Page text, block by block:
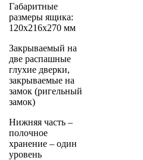
Габаритные
размеры ящика:
120х216х270 мм
Закрываемый на
две распашные
глухие дверки,
закрываемые на
замок (ригельный
замок)
Нижняя часть –
полочное
хранение – один
уровень